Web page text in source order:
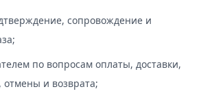
сопровождение и
по вопросам оплаты, доставки,
и возврата;